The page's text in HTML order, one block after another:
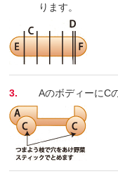
ります。
3. AのボディーにC